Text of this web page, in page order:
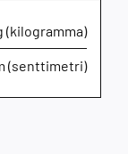
(kilogramma)
(senttimetri)